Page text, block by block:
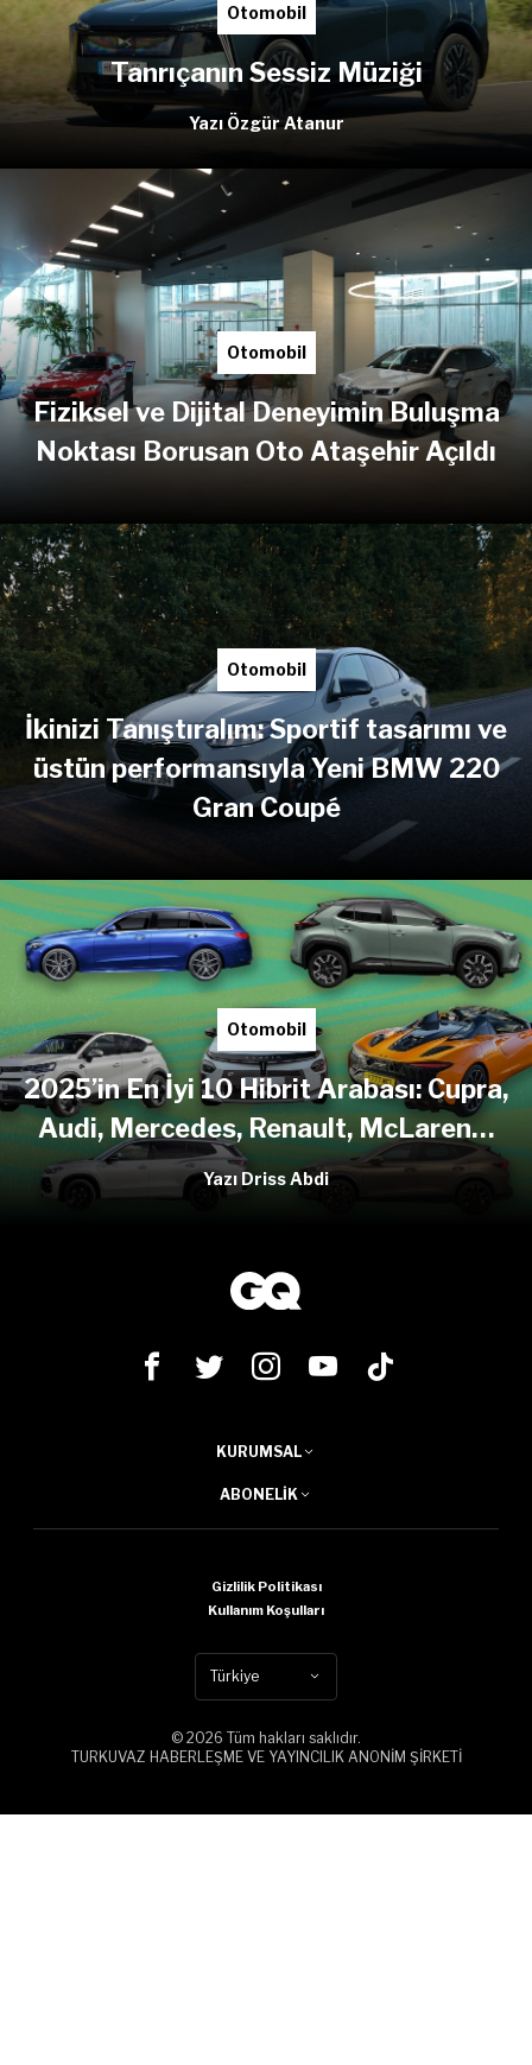
Otomobil
Tanrıçanın Sessiz Müziği
Yazı Özgür Atanur
Otomobil
Fiziksel ve Dijital Deneyimin Buluşma
Noktası Borusan Oto Ataşehir Açıldı
Otomobil
İkinizi Tanıştıralım: Sportif tasarımı ve
üstün performansıyla Yeni BMW 220
Gran Coupé
Otomobil
2025’in En İyi 10 Hibrit Arabası: Cupra,
Audi, Mercedes, Renault, McLaren…
Yazı Driss Abdi
KURUMSAL
ABONELIK
Gizlilik Politikası
Kullanım Koşulları
Türkiye
© 2026 Tüm hakları saklıdır.
TURKUVAZ HABERLEŞME VE YAYINCILIK ANONİM ŞİRKETİ